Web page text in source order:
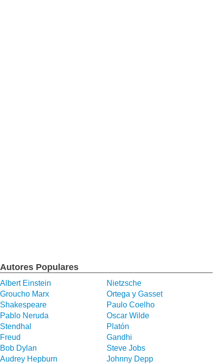
Autores Populares
Albert Einstein
Nietzsche
Groucho Marx
Ortega y Gasset
Shakespeare
Paulo Coelho
Pablo Neruda
Oscar Wilde
Stendhal
Platón
Freud
Gandhi
Bob Dylan
Steve Jobs
Audrey Hepburn
Johnny Depp